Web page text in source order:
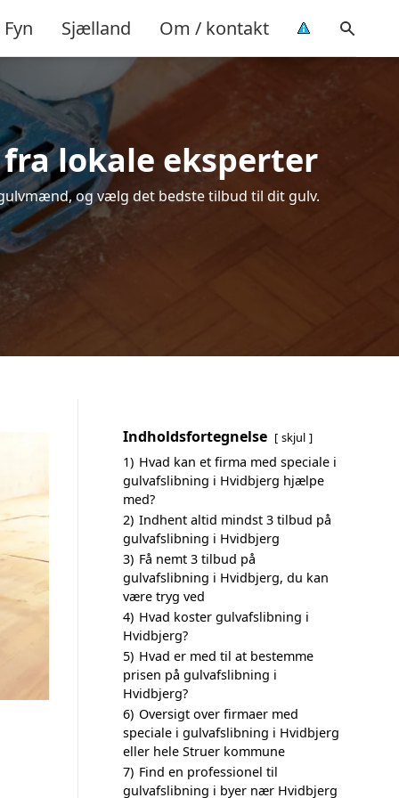
Fyn Sjælland Om / kontakt
lokale eksperter
og vælg det bedste tilbud til dit gulv.
Indholdsfortegnelse skjul
1) Hvad kan et firma med speciale i
gulvafslibning i Hvidbjerg hjælpe
med?
2) Indhent altid mindst 3 tilbud på
gulvafslibning i Hvidbjerg
3) Få nemt 3 tilbud på
gulvafslibning i Hvidbjerg, du kan
være tryg ved
4) Hvad koster gulvafslibning i
Hvidbjerg?
5) Hvad er med til at bestemme
prisen på gulvafslibning i
Hvidbjerg?
6) Oversigt over firmaer med
speciale i gulvafslibning i Hvidbjerg
eller hele Struer kommune
7) Find en professionel til
gulvafslibning i byer nær Hvidbjerg